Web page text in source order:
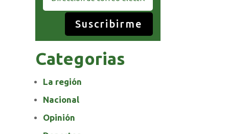
Suscribirme
Categorias
La región
Nacional
Opinión